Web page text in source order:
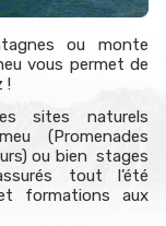
ou monte
vous permet de
!
sites naturels
(Promenades
ou bien stages
tout l’été
formations aux